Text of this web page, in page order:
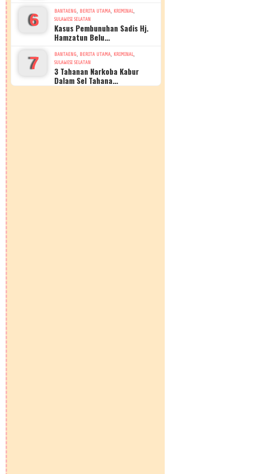
6 BANTAENG, BERITA UTAMA, KRIMINAL,
SULAWESI SELATAN
Kasus Pembunuhan Sadis Hj.
Hamzatun Belu…
7 BANTAENG, BERITA UTAMA, KRIMINAL,
SULAWESI SELATAN
3 Tahanan Narkoba Kabur
Dalam Sel Tahana…